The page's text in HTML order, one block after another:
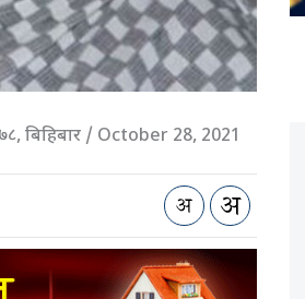
बिहिबार / October 28, 2021